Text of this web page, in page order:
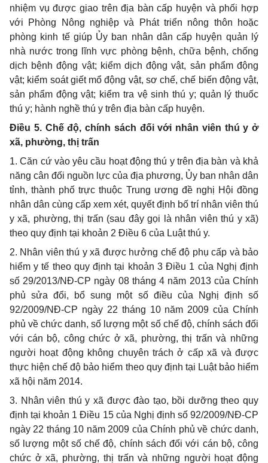
nhiệm vụ được giao trên địa bàn cấp huyện và phối hợp
với Phòng Nông nghiệp và Phát triển nông thôn hoặc
phòng kinh tế giúp Ủy ban nhân dân cấp huyện quản lý
nhà nước trong lĩnh vực phòng bệnh, chữa bệnh,chống
dịch bệnh động vật; kiểm dịch động vật, sản phẩm động
vật; kiểm soátgiết mổ động vật, sơ chế, chế biến động vật,
sản phẩm động vật; kiểm tra vệ sinh thú y; quản lý thuốc
thú y; hành nghề thú y trên địa bàn cấp huyện.
Điều 5. Chế độ, chính sách đối với nhân viên thú y ở
xã, phường, thị trấn
1. Căn cứ vào yêu cầu hoạt động thú y trên địa bàn và khả
năng cân đối nguồn lực của địa phương, Ủy ban nhân dân
tỉnh, thành phố trực thuộc Trung ương đề nghị Hội đồng
nhân dân cùng cấp xem xét, quyết định bố trí nhân viên thú
y xã, phường, thị trấn (sau đây gọi là nhân viên thú y xã)
theo quy định tại khoản 2 Điều 6 của Luật thú y.
2. Nhân viên thú y xã được hưởng chế độ phụ cấp và bảo
hiểm y tế theo quy định tại khoản 3 Điều 1 của Nghị định
số 29/2013/NĐ-CP ngày 08 tháng 4 năm 2013 của Chính
phủ sửa đổi, bổ sung một số điều của Nghị định số
92/2009/NĐ-CP ngày 22 tháng 10 năm 2009 của Chính
phủ về chức danh, số lượng một số chế độ, chính sách đối
với cán bộ, công chức ở xã, phường, thị trấn và những
người hoạt động không chuyên trách ở cấp xã và được
thực hiện chế độ bảo hiểm theo quy định tại Luật bảo hiểm
xã hội năm 2014.
3. Nhân viên thú y xã được đào tạo, bồi dưỡng theo quy
định tại khoản 1 Điều 15 của Nghị định số 92/2009/NĐ-CP
ngày 22 tháng 10 năm 2009 của Chính phủ về chức danh,
số lượng một số chế độ, chính sách đối với cán bộ, công
chức ở xã, phường, thị trấn và những người hoạt động